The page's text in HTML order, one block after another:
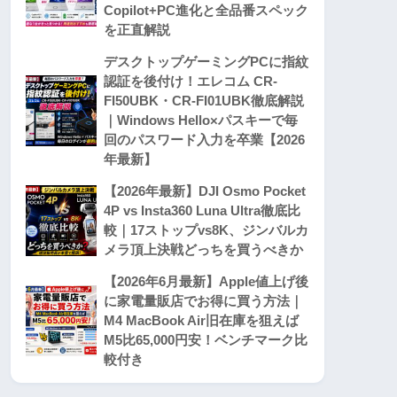
Copilot+PC進化と全品番スペック
を正直解説
デスクトップゲーミングPCに指紋
認証を後付け！エレコム CR-
FI50UBK・CR-FI01UBK徹底解説
｜Windows Hello×パスキーで毎
回のパスワード入力を卒業【2026
年最新】
【2026年最新】DJI Osmo Pocket
4P vs Insta360 Luna Ultra徹底比
較｜17ストップvs8K、ジンバルカ
メラ頂上決戦どっちを買うべきか
【2026年6月最新】Apple値上げ後
に家電量販店でお得に買う方法｜
M4 MacBook Air旧在庫を狙えば
M5比65,000円安！ベンチマーク比
較付き